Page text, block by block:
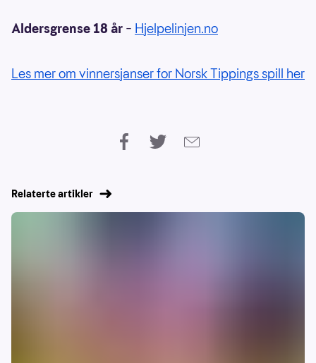
Aldersgrense 18 år – Hjelpelinjen.no
Les mer om vinnersjanser for Norsk Tippings spill her
Relaterte artikler